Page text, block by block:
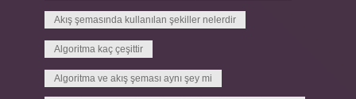
Akış şemasında kullanılan şekiller nelerdir
Algoritma kaç çeşittir
Algoritma ve akış şeması aynı şey mi